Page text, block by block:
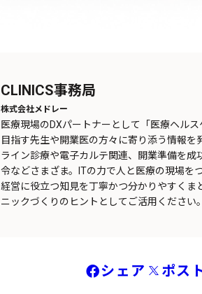
CLINICS事務局
株式会社メドレー
医療現場のDXパートナーとして「医療ヘル
目指す先生や開業医の方々に寄り添う情報
ライン診療や電子カルテ関連、開業準備を
令などさまざま。ITの力で人と医療の現場を
経営に役立つ知見を丁寧かつ分かりやすくま
ニックづくりのヒントとしてご活用ください
シェア ポス